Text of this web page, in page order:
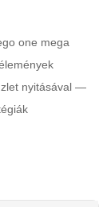
one mega
nyitásával —